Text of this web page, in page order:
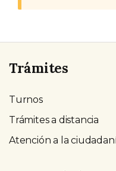
Trámites
Turnos
Trámites a distancia
Atención a la